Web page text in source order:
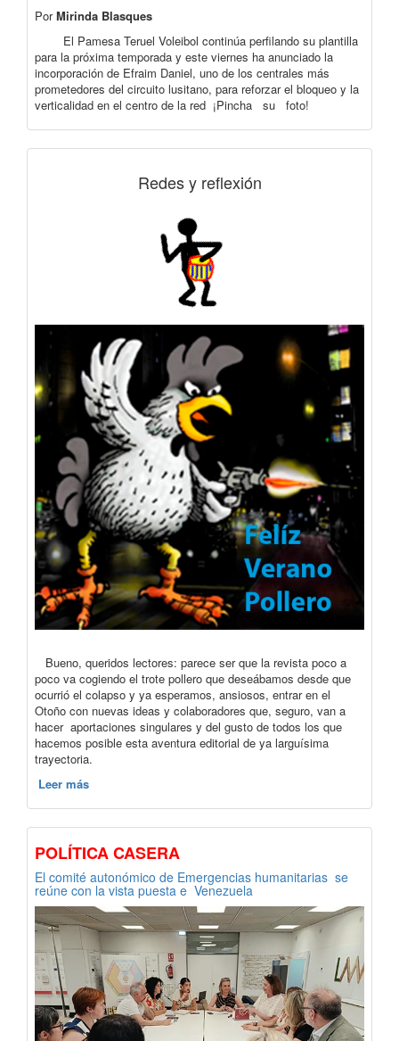
PorMirinda Blasques
El Pamesa Teruel Voleibol continúa perfilando su plantilla
para la próxima temporada y este viernes ha anunciado la
incorporación de Efraim Daniel, uno de los centrales más
prometedores del circuito lusitano, para reforzar el bloqueo y la
verticalidad en el centro de la red ¡Pincha su foto!
Redes y reflexión
Bueno, queridos lectores: parece ser que la revista poco a
poco va cogiendo el trote pollero que deseábamos desde que
ocurrió el colapso y ya esperamos, ansiosos, entrar en el
Otoño con nuevas ideas y colaboradores que, seguro, van a
hacer aportaciones singulares y del gusto de todos los que
hacemos posible esta aventura editorial de ya larguísima
trayectoria.
Leer más
POLÍTICA CASERA
El comité autonómico de Emergencias humanitarias se
reúne con la vista puesta e Venezuela